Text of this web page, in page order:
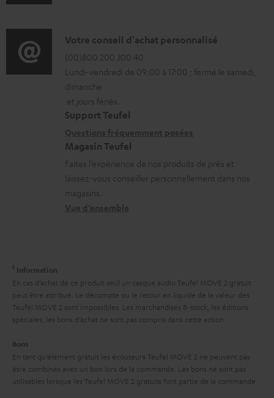
e
a
b
l
e
t
i
o
n
s
e
a
s
à
l
e
x
o
r
m
a
t
o
n
s
t
i
v
s
à
l
D
é
t
a
i
s
c
o
t
Votre conseil d'achat personnalisé
(00)800 200 300 40
Lundi-vendredi de 09:00 à 17:00 ; fermé le samedi,
dimanche
et jours fériés.
Support Teufel
Magasin Teufel
Faites l’expérience de nos produits de près et
laissez-vous conseiller personnellement dans nos
magasins.
1 Information
En cas d’achat de ce produit seul un casque audio Teufel MOVE 2 gratuit
peut être attribué. Le décompte ou le retour en liquide de la valeur des
Teufel MOVE 2 sont impossibles. Les marchandises B-stock, les éditions
spéciales, les bons d’achat ne sont pas compris dans cette action.
Bons
En tant qu’élément gratuit les écouteurs Teufel MOVE 2 ne peuvent pas
être combinés avec un bon lors de la commande. Les bons ne sont pas
utilisables lorsque les Teufel MOVE 2 gratuits font partie de la commande.